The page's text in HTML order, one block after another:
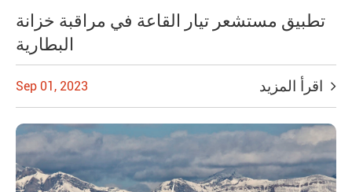
تطبيق مستشعر تيار القاعة في مراقبة خزانة
البطارية
Sep 01, 2023